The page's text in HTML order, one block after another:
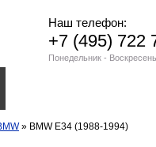
» BMW E34 (1988-1994)
Наш телефон:
+7 (495) 722
Понедельник -